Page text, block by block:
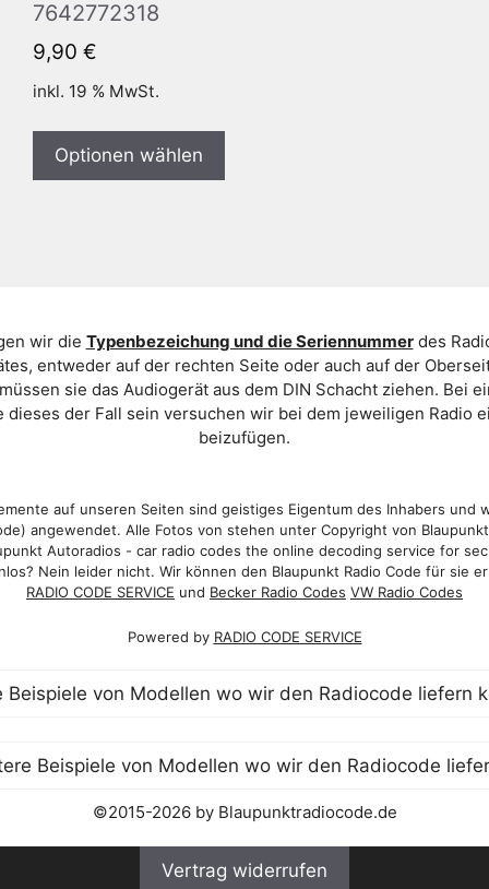
7642772318
9,90 €
inkl. 19 % MwSt.
Optionen wählen
wir die Typenbezeichung und die Seriennummerdes
entweder auf der rechten Seite oder auch auf der
sie das Audiogerät aus dem DIN Schacht ziehen. Bei
der Fall sein versuchen wir bei dem jeweiligen Radio
beizufügen.
auf unseren Seiten sind geistiges Eigentum des Inhabers und
angewendet. Alle Fotos von stehen unter Copyright von
Autoradios - car radio codes the online decoding service for
Nein leider nicht. Wir können den Blaupunkt Radio Code für sie
RADIO CODE SERVICE und Becker Radio Codes VW Radio Codes
Powered by RADIO CODE SERVICE
©2015-2026 by Blaupunktradiocode.de
Vertrag widerrufen